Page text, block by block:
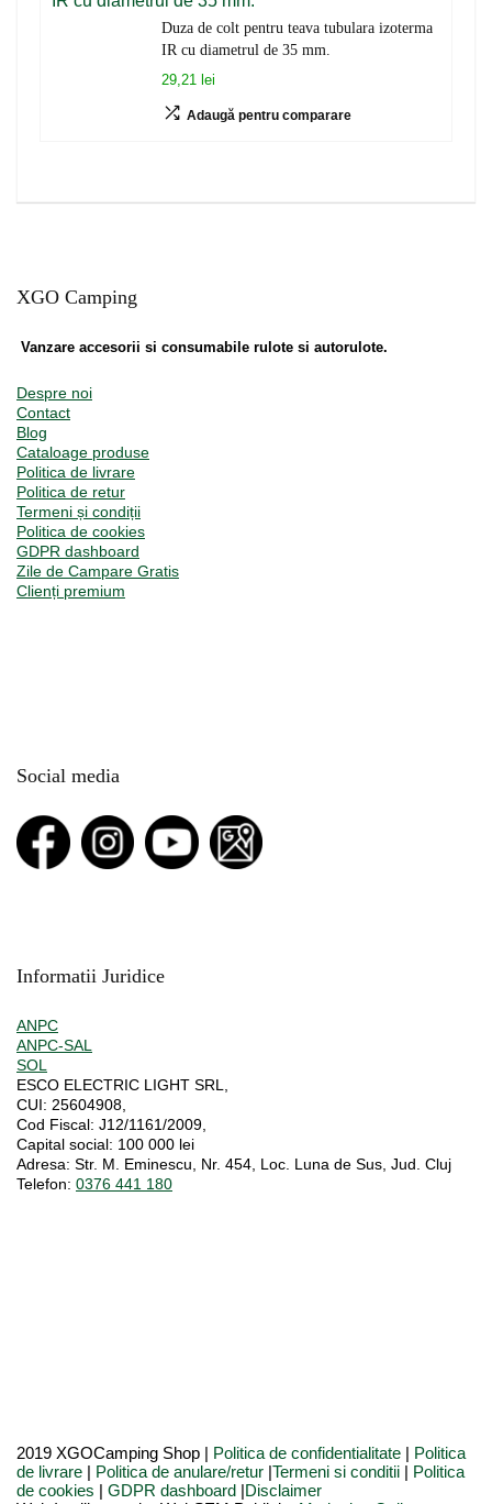
Duza de colt pentru teava tubulara izoterma
IR cu diametrul de 35 mm.
29,21 lei
Adaugă pentru comparare
XGO Camping
Vanzare accesorii si consumabile rulote si autorulote.
Despre noi
Contact
Blog
Cataloage produse
Politica de livrare
Politica de retur
Termeni și condiții
Politica de cookies
GDPR dashboard
Zile de Campare Gratis
Clienți premium
Social media
Informatii Juridice
ANPC
ANPC-SAL
SOL
ESCO ELECTRIC LIGHT SRL,
CUI: 25604908,
Cod Fiscal: J12/1161/2009,
Capital social: 100 000 lei
Adresa: Str. M. Eminescu, Nr. 454, Loc. Luna de Sus, Jud. Cluj
Telefon: 0376 441 180
2019 XGOCamping Shop | Politica de confidentialitate | Politica
de livrare | Politica de anulare/retur |Termeni si conditii | Politica
de cookies | GDPR dashboard |Disclaimer